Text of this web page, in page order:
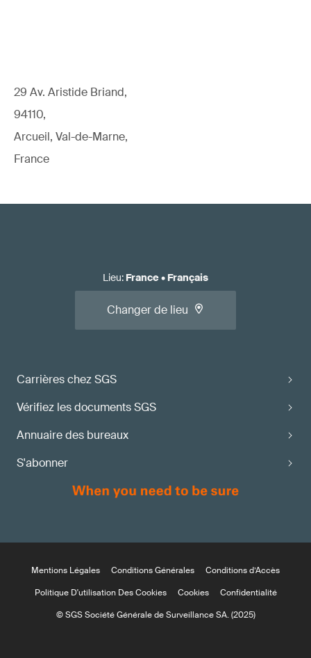
29 Av. Aristide Briand,
94110,
Arcueil, Val-de-Marne,
France
Carrières chez SGS
Vérifiez les documents SGS
Annuaire des bureaux
S'abonner
Lieu: France• Français
Changer de lieu
Mentions Légales Conditions Générales
Conditions d’Accès
Politique D'utilisation Des Cookies
Cookies
Confidentialité
© SGS Société Générale de Surveillance SA. (2025)